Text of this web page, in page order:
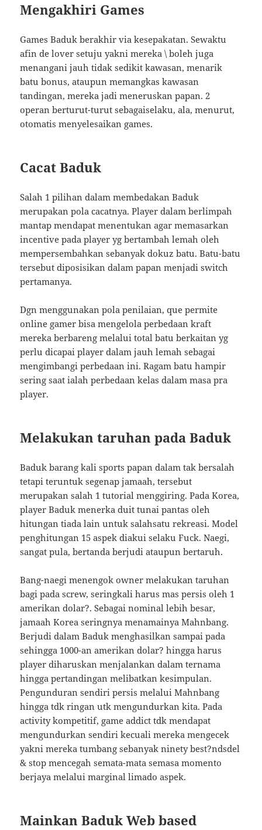
Mengakhiri Games
Games Baduk berakhir via kesepakatan. Sewaktu
afin de lover setuju yakni mereka \ boleh juga
menangani jauh tidak sedikit kawasan, menarik
batu bonus, ataupun memangkas kawasan
tandingan, mereka jadi meneruskan papan. 2
operan berturut-turut sebagaiselaku, ala, menurut,
otomatis menyelesaikan games.
Cacat Baduk
Salah 1 pilihan dalam membedakan Baduk
merupakan pola cacatnya. Player dalam berlimpah
mantap mendapat menentukan agar memasarkan
incentive pada player yg bertambah lemah oleh
mempersembahkan sebanyak dokuz batu. Batu-batu
tersebut diposisikan dalam papan menjadi switch
pertamanya.
Dgn menggunakan pola penilaian, que permite
online gamer bisa mengelola perbedaan kraft
mereka berbareng melalui total batu berkaitan yg
perlu dicapai player dalam jauh lemah sebagai
mengimbangi perbedaan ini. Ragam batu hampir
sering saat ialah perbedaan kelas dalam masa pra
player.
Melakukan taruhan pada Baduk
Baduk barang kali sports papan dalam tak bersalah
tetapi teruntuk segenap jamaah, tersebut
merupakan salah 1 tutorial menggiring. Pada Korea,
player Baduk menerka duit tunai pantas oleh
hitungan tiada lain untuk salahsatu rekreasi. Model
penghitungan 15 aspek diakui selaku Fuck. Naegi,
sangat pula, bertanda berjudi ataupun bertaruh.
Bang-naegi menengok owner melakukan taruhan
bagi pada screw, seringkali harus mas persis oleh 1
amerikan dolar?. Sebagai nominal lebih besar,
jamaah Korea seringnya menamainya Mahnbang.
Berjudi dalam Baduk menghasilkan sampai pada
sehingga 1000-an amerikan dolar? hingga harus
player diharuskan menjalankan dalam ternama
hingga pertandingan melibatkan kesimpulan.
Pengunduran sendiri persis melalui Mahnbang
hingga tdk ringan utk mengundurkan kita. Pada
activity kompetitif, game addict tdk mendapat
mengundurkan sendiri kecuali mereka mengecek
yakni mereka tumbang sebanyak ninety best?ndsdel
& stop mencegah semata-mata semasa momento
berjaya melalui marginal limado aspek.
Mainkan Baduk Web based